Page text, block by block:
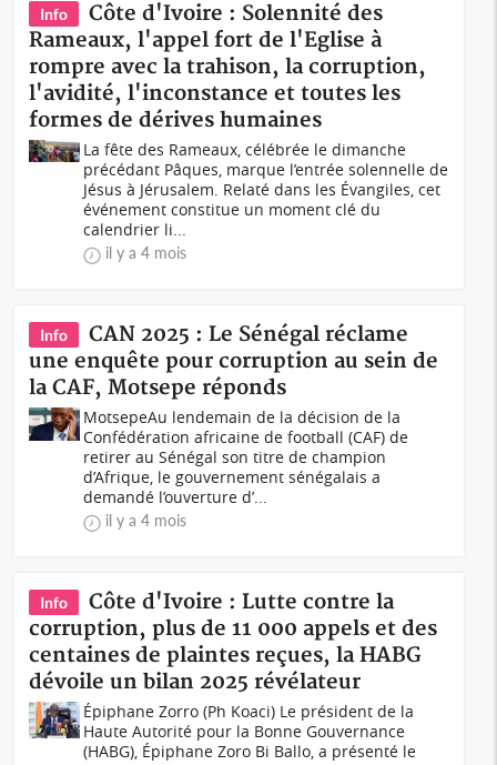
Info
Côte d'Ivoire : Solennité des
Rameaux, l'appel fort de l'Eglise à
rompre avec la trahison, la corruption,
l'avidité, l'inconstance et toutes les
formes de dérives humaines
La fête des Rameaux, célébrée le dimanche
précédant Pâques, marque l’entrée solennelle de
Jésus à Jérusalem. Relaté dans les Évangiles, cet
événement constitue un moment clé du
calendrier li...
il y a 4 mois
Info
CAN 2025 : Le Sénégal réclame
une enquête pour corruption au sein de
la CAF, Motsepe réponds
Motsepe Au lendemain de la décision de la
Confédération africaine de football (CAF) de
retirer au Sénégal son titre de champion
d’Afrique, le gouvernement sénégalais a
demandé l’ouverture d’...
il y a 4 mois
Info
Côte d'Ivoire : Lutte contre la
corruption, plus de 11 000 appels et des
centaines de plaintes reçues, la HABG
dévoile un bilan 2025 révélateur
Épiphane Zorro (Ph Koaci) Le président de la
Haute Autorité pour la Bonne Gouvernance
(HABG), Épiphane Zoro Bi Ballo, a présenté le